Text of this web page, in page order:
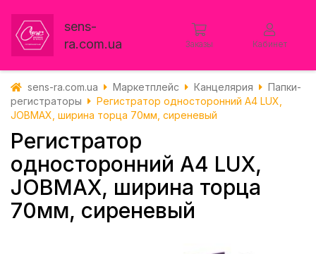
sens-
ra.com.ua
Заказы Кабинет
sens-ra.com.ua Маркетплейс Канцелярия
Папки-
регистраторы
Регистратор односторонний А4 LUX,
JOBMAX, ширина торца 70мм, сиреневый
Регистратор
односторонний А4 LUX,
JOBMAX, ширина торца
70мм, сиреневый